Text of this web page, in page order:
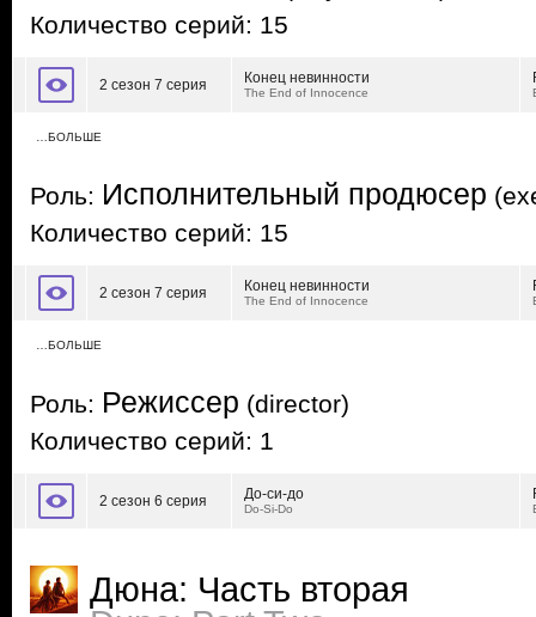
Количество серий: 15
2 сезон 7 серия Конец невинности
The End of Innocence
…БОЛЬШЕ
Роль: Исполнительный продюсер
Количество серий: 15
2 сезон 7 серия Конец невинности
The End of Innocence
…БОЛЬШЕ
Роль: Режиссер (director)
Количество серий: 1
2 сезон 6 серия До-си-до
Do-Si-Do
Дюна: Часть вторая